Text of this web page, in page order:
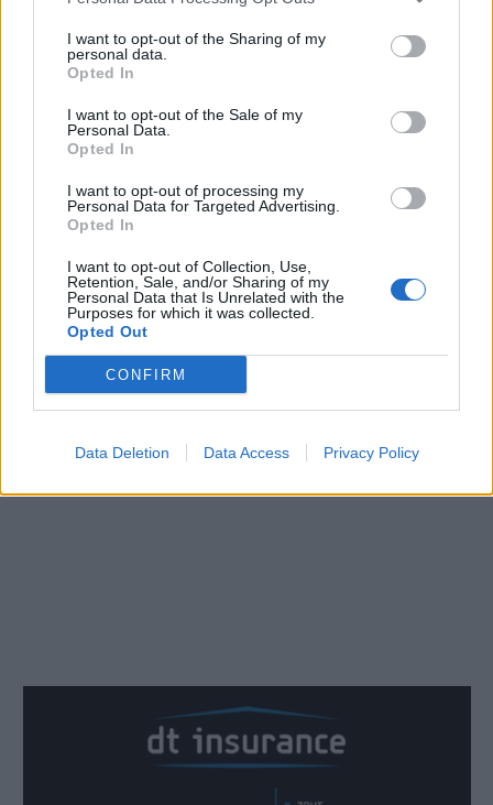
I want to opt-out of the Sharing of my
personal data.
Opted In
I want to opt-out of the Sale of my
Personal Data.
Opted In
I want to opt-out of processing my
Personal Data for Targeted Advertising.
Opted In
I want to opt-out of Collection, Use,
Retention, Sale, and/or Sharing of my
Personal Data that Is Unrelated with the
Purposes for which it was collected.
Opted Out
CONFIRM
Data Deletion Data Access Privacy Policy